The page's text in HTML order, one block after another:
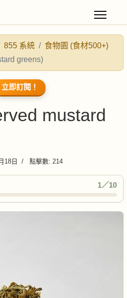
855 系統
食物園 (食材500+)
greens)
立即訂閱！
mustard
18日 點擊數: 214
1／10